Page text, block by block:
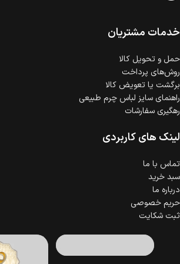
گارانتی معتبر برای تمامی محصولات ارائهخدمات مشتریان
حمل‌ و تحویل کالا
روش‌های پرداخت
برگشت یا تعویض کالا
راهنمای سایز لباس چرم طبیعی
رهگیری سفارشات
لینک های کاربردی
تماس با ما
سبد خرید
درباره ما
حریم خصوصی
ثبت شکایت